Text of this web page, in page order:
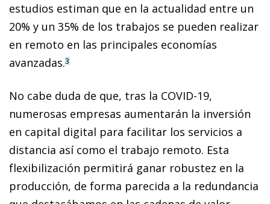
estudios estiman que en la actualidad entre un
20% y un 35% de los trabajos se pueden realizar
en remoto en las principales economías
avanzadas.3
No cabe duda de que, tras la COVID-19,
numerosas em­­­presas aumentarán la inversión
en capital digital para facilitar los servicios a
distancia así como el trabajo remoto. Esta
flexibilización permitirá ganar robustez en la
producción, de forma parecida a la redundancia